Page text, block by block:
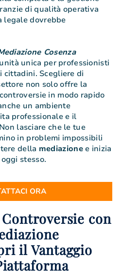
di qualità operativa
legale dovrebbe
Cosenza
unica per professionisti
cittadini. Scegliere di
non solo offre la
in modo rapido
un ambiente
professionale e il
lasciare che le tue
in problemi impossibili
della mediazionee inizia
stesso.
ORA
con
il Vantaggio